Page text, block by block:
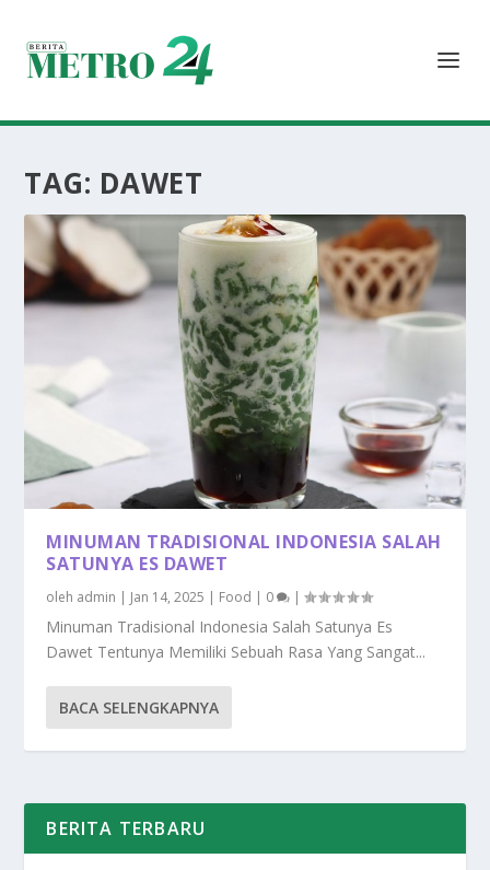
TAG: DAWET
MINUMAN TRADISIONAL INDONESIA SALAH
SATUNYA ES DAWET
oleh admin | Jan 14, 2025 | Food | 0 |
Minuman Tradisional Indonesia Salah Satunya Es
Dawet Tentunya Memiliki Sebuah Rasa Yang Sangat...
BACA SELENGKAPNYA
BERITA TERBARU